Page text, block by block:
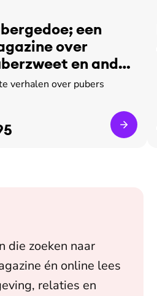
een
over
en ander
verhalen over pubers
die zoeken naar
én online lees
relaties en